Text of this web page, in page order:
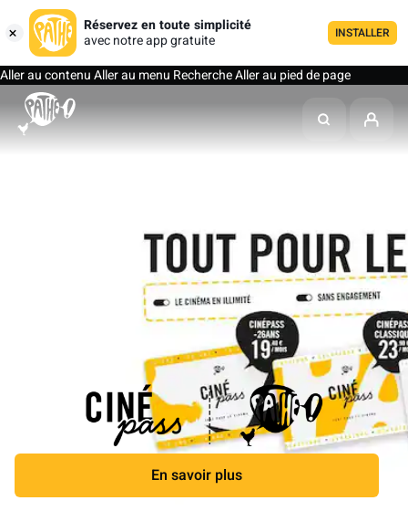
Réservez en toute simplicité
avec notre app gratuite
INSTALLER
Aller au contenuAller au menu RechercheAller au pied de page
En savoir plus